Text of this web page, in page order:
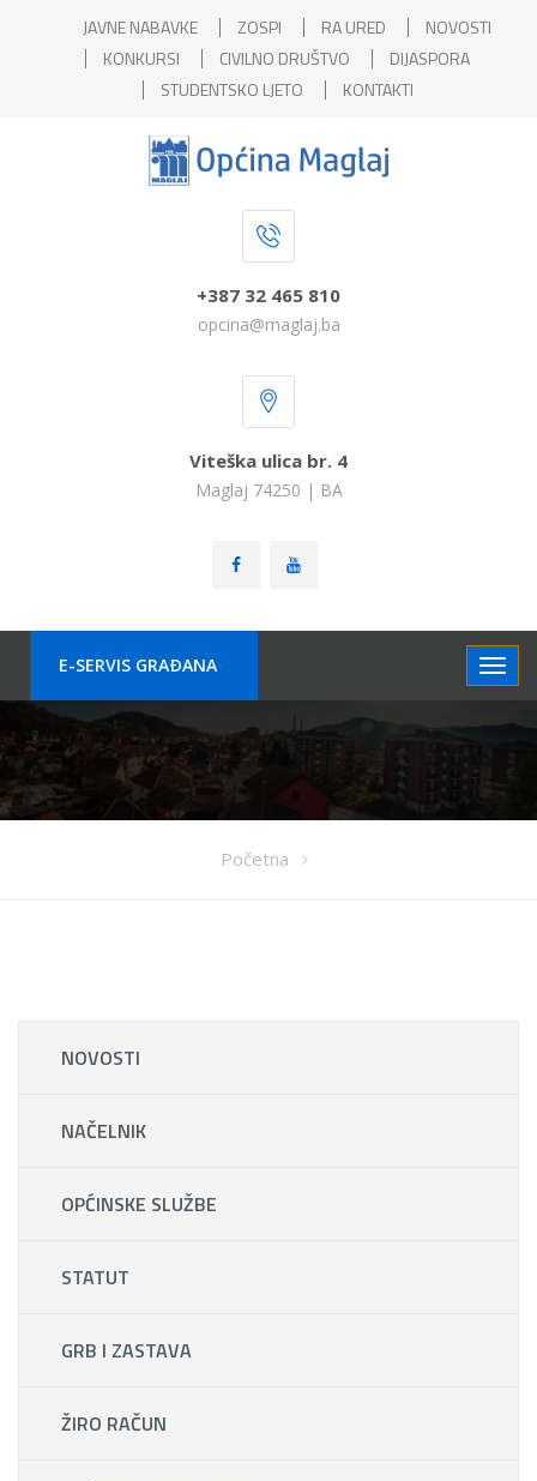
JAVNE NABAVKE ZOSPI RA URED
NOVOSTI
KONKURSI
CIVILNO DRUŠTVO
DIJASPORA
STUDENTSKO LJETO
KONTAKTI
+387 32 465 810
opcina@maglaj.ba
Viteška ulica br. 4
Maglaj 74250 | BA
E-SERVIS GRAÐANA
Početna
NOVOSTI
NAČELNIK
OPĆINSKE SLUŽBE
STATUT
GRB I ZASTAVA
ŽIRO RAČUN